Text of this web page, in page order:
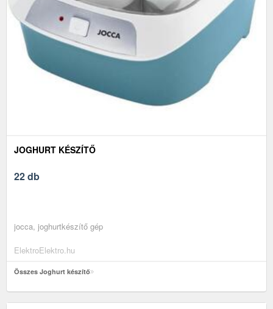
JOGHURT KÉSZÍTŐ
22 db
jocca, joghurtkészítő gép
ElektroElektro.hu
Összes Joghurt készítő